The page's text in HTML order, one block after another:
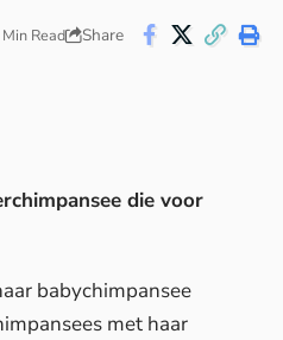
Read Share
die voor
babychimpansee
met haar